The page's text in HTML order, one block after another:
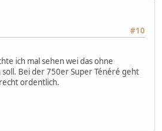
#10
ich mal sehen wei das ohne
Bei der 750er Super Ténéré geht
ordentlich.